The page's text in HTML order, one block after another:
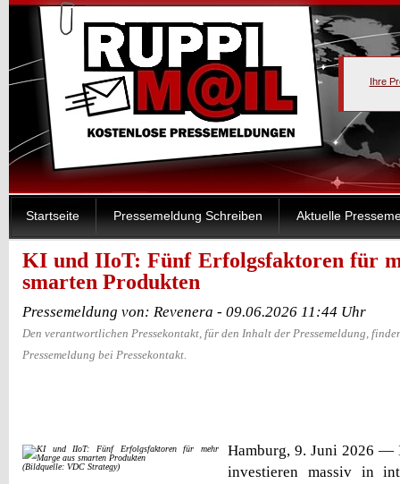
Ihre
Startseite Pressemeldung Schreiben Aktuelle
KI und IIoT: Fünf Erfolgsfaktoren für
smarten Produkten
Pressemeldung von: Revenera - 09.06.2026 11:44 Uhr
Den verantwortlichen Pressekontakt, für den Inhalt der Pressemeldung,
Pressemeldung bei Pressekontakt.
(Bildquelle: VDC Strategy)
Hamburg, 9. Juni 2026 —
investieren massiv in